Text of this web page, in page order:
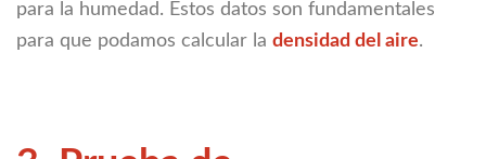
para la humedad. Estos datos son fundamentales
para que podamos calcular la densidad del aire.